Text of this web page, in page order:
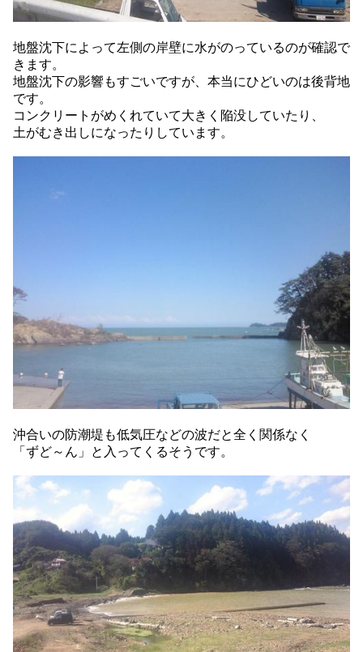
地盤沈下によって左側の岸壁に水がのっているのが確認で
きます。
地盤沈下の影響もすごいですが、本当にひどいのは後背地
です。
コンクリートがめくれていて大きく陥没していたり、
土がむき出しになったりしています。
沖合いの防潮堤も低気圧などの波だと全く関係なく
「ずど～ん」と入ってくるそうです。